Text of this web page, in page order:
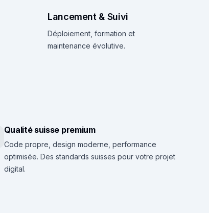
Lancement & Suivi
Déploiement, formation et
maintenance évolutive.
Qualité suisse premium
Code propre, design moderne, performance
optimisée. Des standards suisses pour votre projet
digital.